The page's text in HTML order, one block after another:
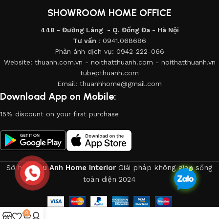
đặt sản phẩm với 2 nội dung chính trao đổi với khách hàng là:
chất lượng dịch vụ và chất lượng sản phẩm.
: Nhân viên CSKH sẽ liên lạc với khách hàng sau
12 tháng với nội dung chính là khách hàng đánh giá chất
lượng sản phẩm của công ty và những vấn đề khách hàng
II. CHẾ ĐỘ BẢO DƯỠNG SẢN PHẨM
TÊN SẢN
PHẨM
THỜI GIAN
BẢO DƯỠNG
NỘI DUNG BẢO
DƯỠNG
SHOWROOM HOME OFFICE
448 - Đường Láng - Q. Đống Đa - Hà Nội
Tư vấn : 0941.068686
Phản ánh dịch vụ: 0942-222-066
Website: thuanh.com.vn - noithatthuanh.com - noithatthuanh.vn
tubepthuanh.com
Email: thuanhhome@gmail.com
Download App on Mobile:
15% discount on your first purchase
Sở hữuThu Anh Home Interior Giải pháp không gian sống
toàn diện 2024
0